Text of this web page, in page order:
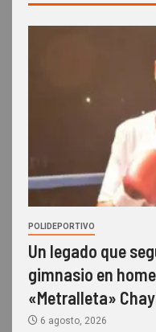
POLIDEPORTIVO
Un legado que
gimnasio en
«Metralleta»
6 agosto, 2026